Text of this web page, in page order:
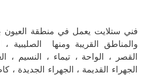
فني ستلايت يعمل في منطقة العيون
والمناطق القريبة ومنها الصليبية ،
القصر ، الواحة ، تيماء ، النسيم ،
الجهراء القديمة ، الجهراء الجديدة ،